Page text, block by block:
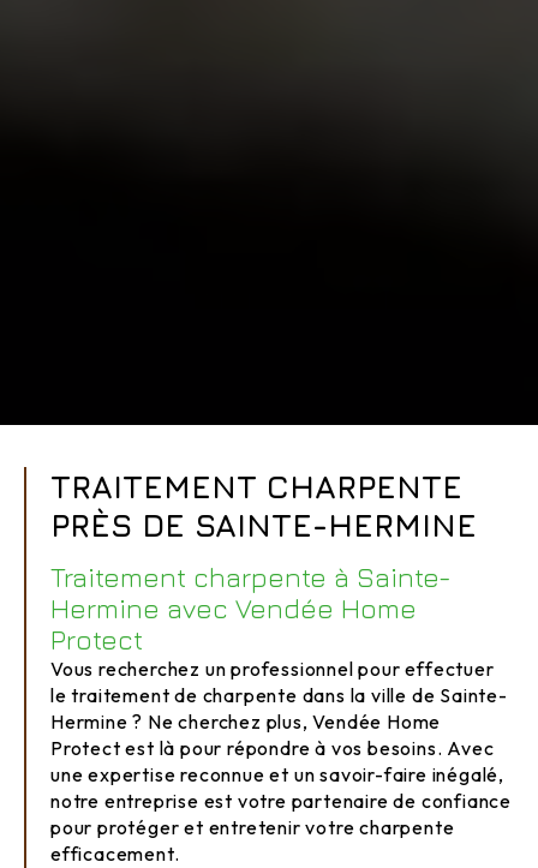
TRAITEMENT CHARPENTE
PRÈS DE SAINTE-HERMINE
Traitement charpente à Sainte-
Hermine avec Vendée Home
Protect
Vous recherchez un professionnel pour effectuer
le traitement de charpente dans la ville de Sainte-
Hermine ? Ne cherchez plus, Vendée Home
Protect est là pour répondre à vos besoins. Avec
une expertise reconnue et un savoir-faire inégalé,
notre entreprise est votre partenaire de confiance
pour protéger et entretenir votre charpente
efficacement.